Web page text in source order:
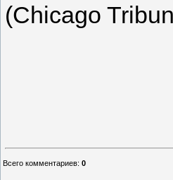
(Chicago
Всего комментариев: 0